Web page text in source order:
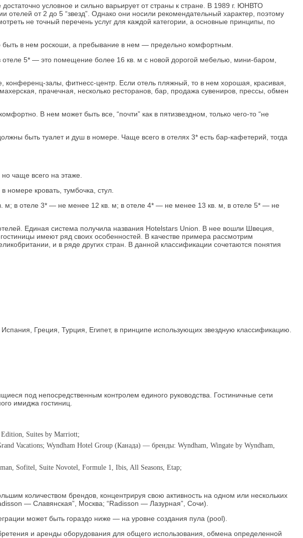
условное и сильно варьирует от страны к стране. В 1989 г. ЮНВТО
от 2 до 5 “звезд”. Однако они носили рекомендательный характер, поэтому
не точный перечень услуг для каждой категории, а основные принципы, по
в нем роскоши, а пребывание в нем — предельно комфортным.
отеле 5* — это помещение более 16 кв. м с новой дорогой мебелью, мини-баром,
конференц-залы, фитнесс-центр. Если отель пляжный, то в нем хорошая, красивая,
прачечная, несколько ресторанов, бар, продажа сувениров, прессы, обмен
В нем может быть все, “почти” как в пятизвездном, только чего-то “не
быть туалет и душ в номере. Чаще всего в отелях 3* есть бар-кафетерий, тогда
чаще всего на этаже.
номере кровать, тумбочка, стул.
в отеле 3* — не менее 12 кв. м; в отеле 4* — не менее 13 кв. м, в отеле 5* — не
Единая система получила названия Hotelstars Union. В нее вошли Швеция,
имеют ряд своих особенностей. В качестве примера рассмотрим
и в ряде других стран. В данной классификации сочетаются понятия
Греция, Турция, Египет, в принципе использующих звездную классификацию.
под непосредственным контролем единого руководства. Гостиничные сети
имиджа гостиниц.
Suites by Marriott;
Vacations; Wyndham Hotel Group (Канада) — бренды: Wyndham, Wingate by Wyndham,
Sofitel, Suite Novotel, Formule 1, Ibis, All Seasons, Etap;
количеством брендов, концентрируя свою активность на одном или нескольких
— Славянская”, Москва; “Radisson — Лазурная”, Сочи).
может быть гораздо ниже — на уровне создания пула (pool).
и аренды оборудования для общего использования, обмена определенной